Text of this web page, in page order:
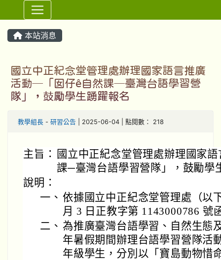
⏸
本站消息
國立中正紀念堂管理處辦理國家語言推廣
活動─「囡仔ê自然課─臺灣台語學習營
隊」，鼓勵學生踴躍報名
教學組長 - 研習公告 | 2025-06-04 | 點閱數： 218
主旨：
國立中正紀念堂管理處辦理國家
課─臺灣台語學習營隊」，鼓勵學
說明：
一、 依據國立中正紀念堂管理處（以
月 3 日正教字第 1143000786 號
二、 為推廣臺灣台語學習、自然生態
年暑假期間辦理台語學習營隊活
年級學生，分別以「寶島動物惜